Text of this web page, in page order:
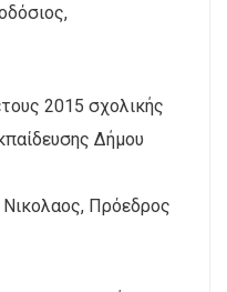
2015 σχολικής
Δήμου
Νικολαος, Πρόεδρος